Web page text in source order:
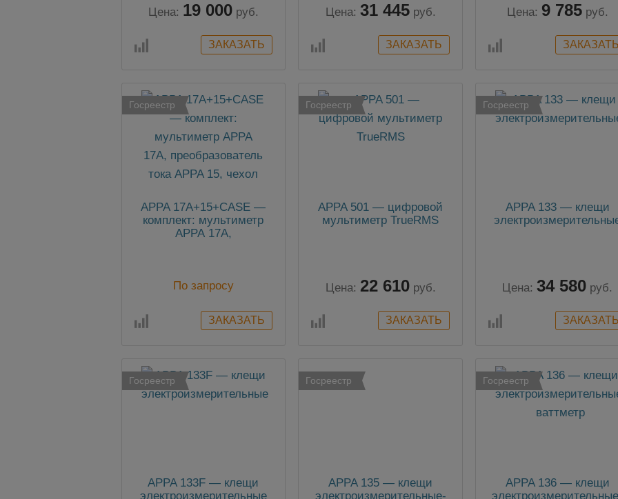
Цена: 19 000 руб. Цена: 31 445 руб.
чехол
Цена: 9 785 руб.
Госреестр
APPA 17A+15+CASE —
комплект: мультиметр
АРРА 17A,
По запросу
Госреестр
APPA 501 — цифровой
мультиметр TrueRMS
Цена: 22 610 руб.
Госреестр
APPA 133 — клещи
Цена: 34 580 руб.
Госреестр
APPA 133F — клещи
электроизмерительные
Госреестр
APPA 135 — клещи
электроизмерительные-
Госреестр
APPA 136 — клещи